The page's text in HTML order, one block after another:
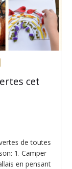
cet
de toutes
1. Camper
en pensant